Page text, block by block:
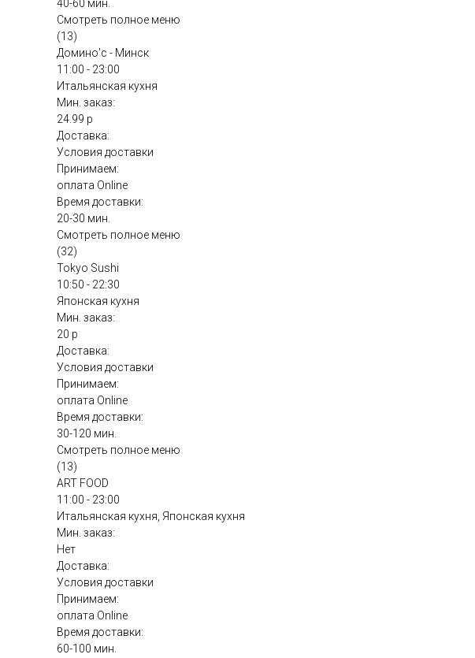
40-60 мин.
Смотреть полное меню
(13)
Домино'с - Минск
11:00 - 23:00
Итальянская кухня
Мин. заказ:
24.99 р
Доставка:
Условия доставки
Принимаем:
оплата Online
Время доставки:
20-30 мин.
Смотреть полное меню
(32)
Tokyo Sushi
10:50 - 22:30
Японская кухня
Мин. заказ:
20 р
Доставка:
Условия доставки
Принимаем:
оплата Online
Время доставки:
30-120 мин.
Смотреть полное меню
(13)
ART FOOD
11:00 - 23:00
Итальянская кухня, Японская кухня
Мин. заказ:
Нет
Доставка:
Условия доставки
Принимаем:
оплата Online
Время доставки:
60-100 мин.